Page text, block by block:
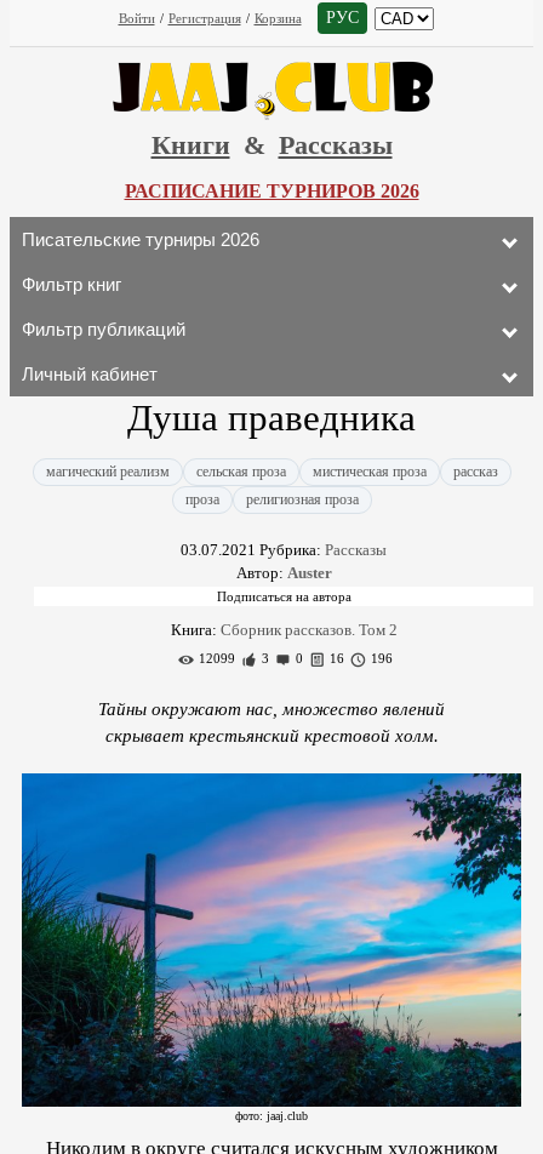
Войти / Регистрация / Корзина РУС
Книги & Рассказы
РАСПИСАНИЕ ТУРНИРОВ 2026
Писательские турниры 2026
Фильтр книг
Фильтр публикаций
Личный кабинет
Душа праведника
магический реализм сельская проза мистическая проза
рассказ
проза
религиозная проза
03.07.2021 Рубрика: Рассказы
Автор: Auster
Книга: Сборник рассказов. Том 2
12099 3 0 16 196
Тайны окружают нас, множество явлений
скрывает крестьянский крестовой холм.
фото: jaaj.club
Никодим в округе считался искусным художником